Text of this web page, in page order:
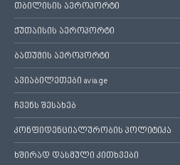
თბილისის აეროპორტი
ქუთაისის აეროპორტი
ბათუმის აეროპორტი
ავიაბილეთები avia.ge
ჩვენს შესახებ
კონფიდენციალურობის პოლიტიკა
ხშირად დასმული კითხვები